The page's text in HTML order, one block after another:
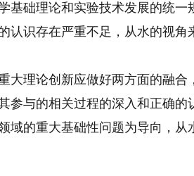
基础理论和实验技术发展的统一
认识存在严重不足，从水的视角
大理论创新应做好两方面的融
参与的相关过程的深入和正确
域的重大基础性问题为导向，从